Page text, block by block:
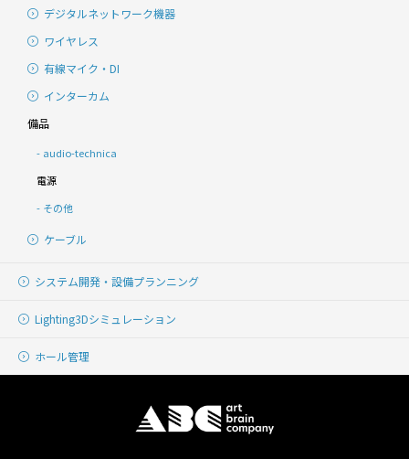
デジタルネットワーク機器
ワイヤレス
有線マイク・DI
インターカム
備品
audio-technica
電源
その他
ケーブル
システム開発・ 設備プランニング
Lighting3Dシミュレーション
ホール管理